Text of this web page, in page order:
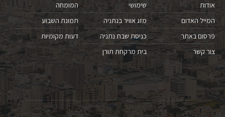
אודות
המייל האדום
פרסום באתר
צור קשר
שימושי
מזג אוויר בנתניה
כניסת שבת נתניה
בית מרקחת תורן
המומחה
תמונת השבוע
דעות מקומיות